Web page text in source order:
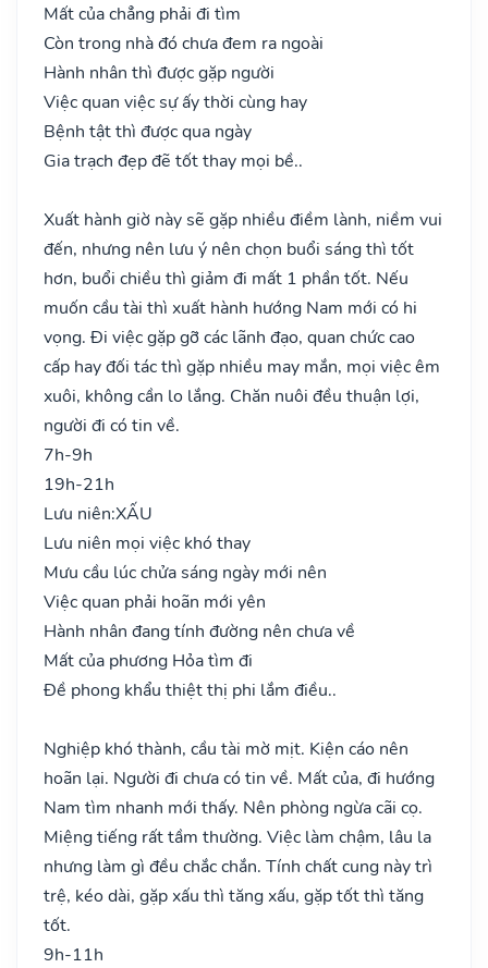
Mất của chẳng phải đi tìm
Còn trong nhà đó chưa đem ra ngoài
Hành nhân thì được gặp người
Việc quan việc sự ấy thời cùng hay
Bệnh tật thì được qua ngày
Gia trạch đẹp đẽ tốt thay mọi bề..
Xuất hành giờ này sẽ gặp nhiều điềm lành, niềm vui
đến, nhưng nên lưu ý nên chọn buổi sáng thì tốt
hơn, buổi chiều thì giảm đi mất 1 phần tốt. Nếu
muốn cầu tài thì xuất hành hướng Nam mới có hi
vọng. Đi việc gặp gỡ các lãnh đạo, quan chức cao
cấp hay đối tác thì gặp nhiều may mắn, mọi việc êm
xuôi, không cần lo lắng. Chăn nuôi đều thuận lợi,
người đi có tin về.
7h-9h
19h-21h
Lưu niên:XẤU
Lưu niên mọi việc khó thay
Mưu cầu lúc chửa sáng ngày mới nên
Việc quan phải hoãn mới yên
Hành nhân đang tính đường nên chưa về
Mất của phương Hỏa tìm đi
Đề phong khẩu thiệt thị phi lắm điều..
Nghiệp khó thành, cầu tài mờ mịt. Kiện cáo nên
hoãn lại. Người đi chưa có tin về. Mất của, đi hướng
Nam tìm nhanh mới thấy. Nên phòng ngừa cãi cọ.
Miệng tiếng rất tầm thường. Việc làm chậm, lâu la
nhưng làm gì đều chắc chắn. Tính chất cung này trì
trệ, kéo dài, gặp xấu thì tăng xấu, gặp tốt thì tăng
tốt.
9h-11h